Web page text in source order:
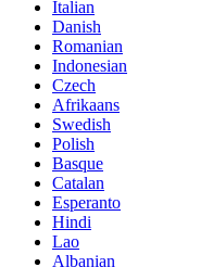
Italian
Danish
Romanian
Indonesian
Czech
Afrikaans
Swedish
Polish
Basque
Catalan
Esperanto
Hindi
Lao
Albanian